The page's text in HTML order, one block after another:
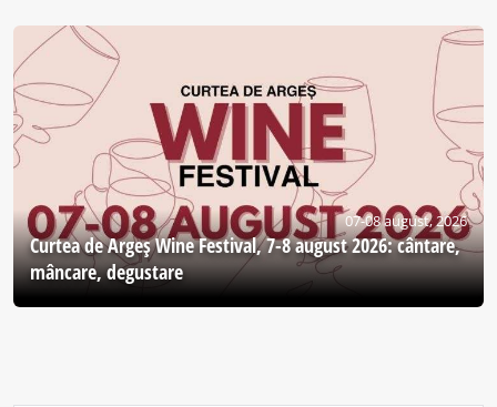
07-08 august, 2026
Curtea de Argeş Wine Festival, 7-8 august 2026: cântare,
mâncare, degustare